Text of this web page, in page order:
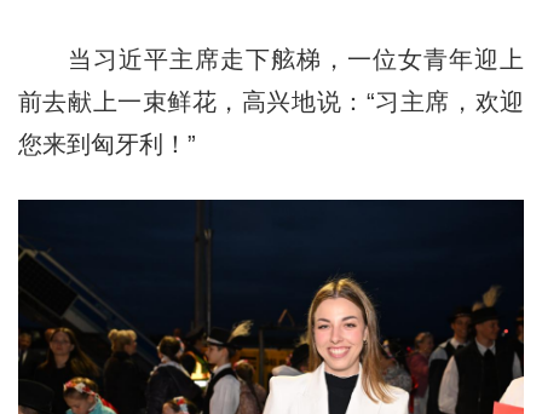
当习近平主席走下舷梯，一位女青年迎上
前去献上一束鲜花，高兴地说：“习主席，欢迎
您来到匈牙利！”